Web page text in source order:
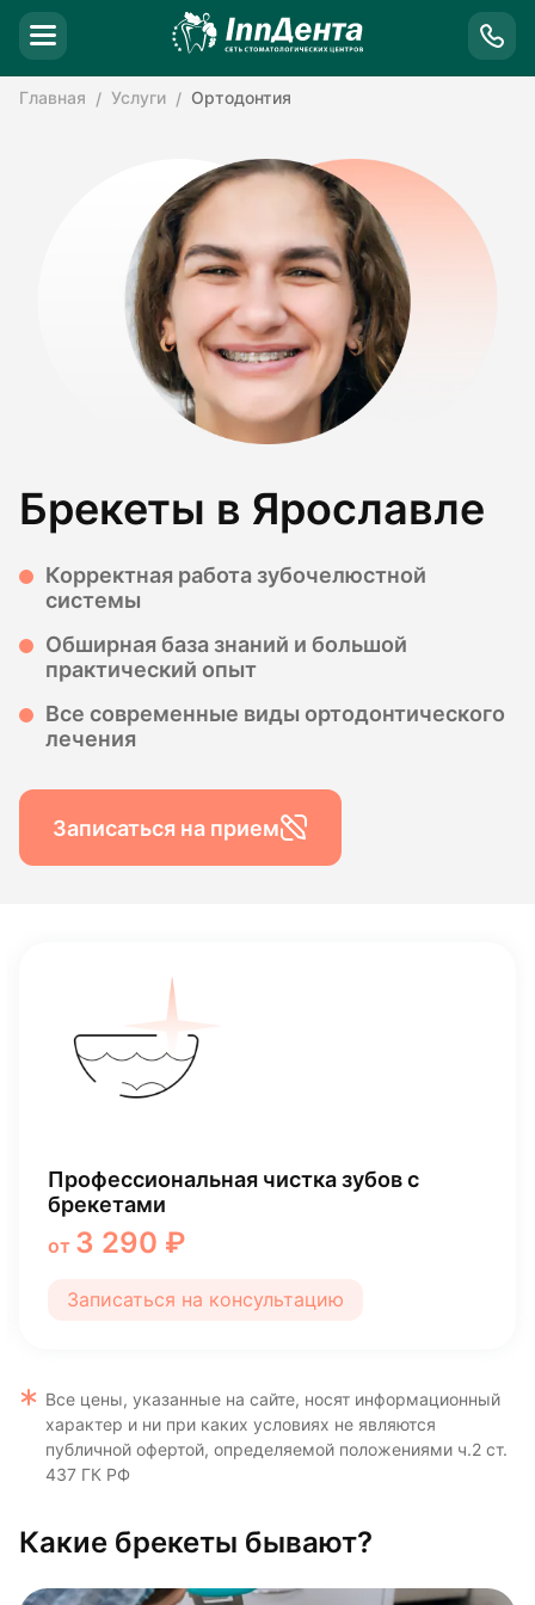
Главная Услуги Ортодонтия
Брекеты в Ярославле
Корректная работа зубочелюстной
системы
Обширная база знаний и большой
практический опыт
Все современные виды ортодонтического
лечения
Записаться на прием
Установка брекет системы
45 000 ₽
Записаться на консультацию
Все цены, указанные на сайте, носят информационный
характер и ни при каких условиях не являются
публичной офертой, определяемой положениями ч.2 ст.
437 ГК РФ
Какие брекеты бывают?